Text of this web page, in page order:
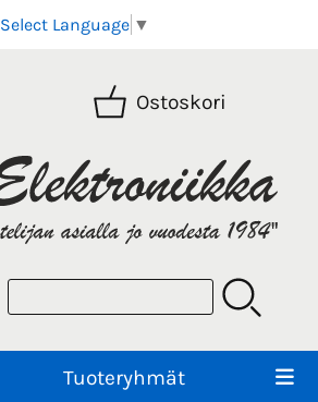
Select Language ▼
Ostoskori
Tuoteryhmät